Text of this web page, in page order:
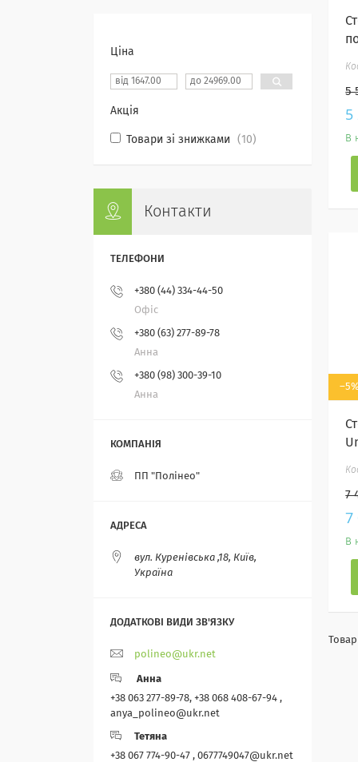
5
5
В
7
7
В
Ціна
Акція
Товари зі знижками 10
Контакти
+380 (44) 334-44-50
Офіс
+380 (63) 277-89-78
Анна
+380 (98) 300-39-10
Анна
ПП "Полінео"
вул. Куренівська ,18, Київ,
Україна
polineo@ukr.net
Анна
+38 063 277-89-78, +38 068 408-67-94 ,
anya_polineo@ukr.net
Тетяна
+38 067 774-90-47 , 0677749047@ukr.net